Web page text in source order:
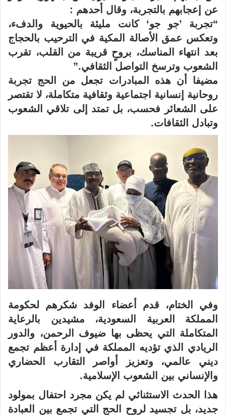
عن إعجابهم بالتجربة، وقال أحدهم :
“تجربة ’جو جو‘ كانت مليئة بالحيوية والدفء،
وتعكس عمق الأصالة المكية في الترحيب بالحجاج
بعد انتهاء المناسك، بروحٍ قريبة من القلب، تقرب
الشعوب وترسخ التواصل الثقافي.”
مضيفا أن هذه المبادرات تجعل من الحج تجربة
روحانية إنسانية اجتماعية وثقافية متكاملة، لا تقتصر
على الشعائر فحسب، بل تمتد إلى تلاقي الشعوب
وتبادل الثقافات.
وفي الختام، قدم أعضاء الوفد شكرهم لحكومة
المملكة العربية السعودية، مشيدين بالرعاية
المتكاملة التي يحظى بها ضيوف الرحمن، والدور
الريادي الذي تؤديه المملكة في إدارة أعظم تجمع
ديني عالمي، وتعزيز أواصر التقارب الحضاري
والإنساني بين الشعوب الإسلامية.
هذا الحدث الاستثنائي لم يكن مجرد احتفال بمولود
جديد، بل تجسيد لروح الحج التي تجمع بين العبادة